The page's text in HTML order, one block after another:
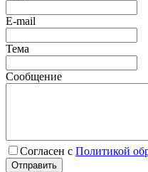
E-mail
Тема
Сообщение
Согласен с Политикой
Отправить